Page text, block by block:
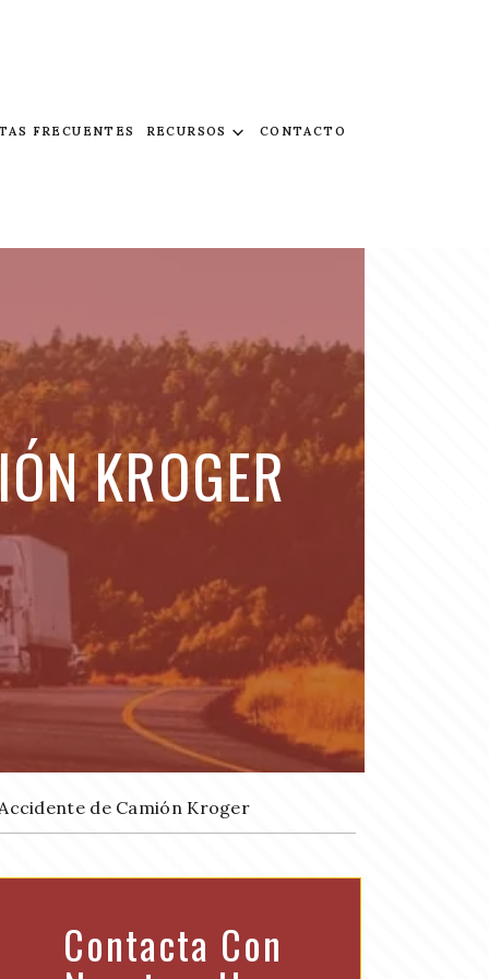
FRECUENTES RECURSOS CONTACTO
KROGER
de Camión Kroger
Contacta Con